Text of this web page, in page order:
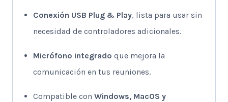
Conexión USB Plug & Play, lista para usar sin
necesidad de controladores adicionales.
Micrófono integrado que mejora la
comunicación en tus reuniones.
Compatible con Windows, MacOS y